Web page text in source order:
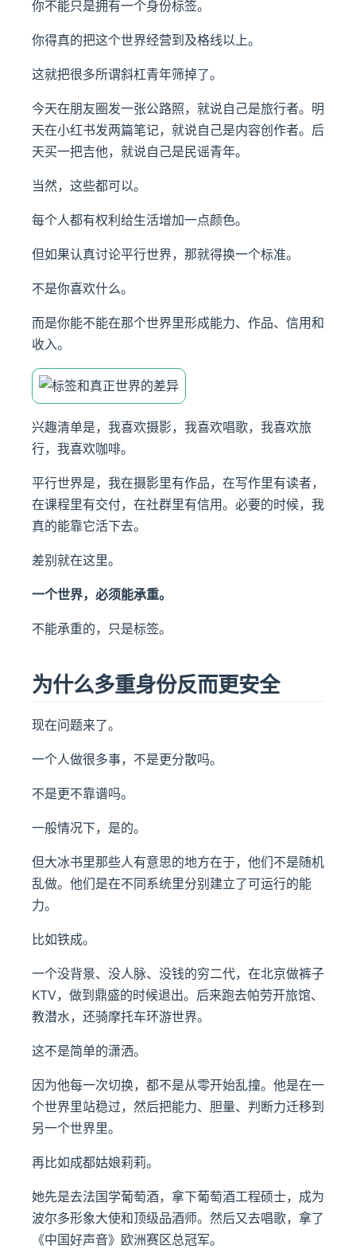
你不能只是拥有一个身份标签。
你得真的把这个世界经营到及格线以上。
这就把很多所谓斜杠青年筛掉了。
今天在朋友圈发一张公路照，就说自己是旅行者。明
天在小红书发两篇笔记，就说自己是内容创作者。后
天买一把吉他，就说自己是民谣青年。
当然，这些都可以。
每个人都有权利给生活增加一点颜色。
但如果认真讨论平行世界，那就得换一个标准。
不是你喜欢什么。
而是你能不能在那个世界里形成能力、作品、信用和
收入。
兴趣清单是，我喜欢摄影，我喜欢唱歌，我喜欢旅
行，我喜欢咖啡。
平行世界是，我在摄影里有作品，在写作里有读者，
在课程里有交付，在社群里有信用。必要的时候，我
真的能靠它活下去。
差别就在这里。
一个世界，必须能承重。
不能承重的，只是标签。
为什么多重身份反而更安全
现在问题来了。
一个人做很多事，不是更分散吗。
不是更不靠谱吗。
一般情况下，是的。
但大冰书里那些人有意思的地方在于，他们不是随机
乱做。他们是在不同系统里分别建立了可运行的能
力。
比如铁成。
一个没背景、没人脉、没钱的穷二代，在北京做裤子
KTV，做到鼎盛的时候退出。后来跑去帕劳开旅馆、
教潜水，还骑摩托车环游世界。
这不是简单的潇洒。
因为他每一次切换，都不是从零开始乱撞。他是在一
个世界里站稳过，然后把能力、胆量、判断力迁移到
另一个世界里。
再比如成都姑娘莉莉。
她先是去法国学葡萄酒，拿下葡萄酒工程硕士，成为
波尔多形象大使和顶级品酒师。然后又去唱歌，拿了
《中国好声音》欧洲赛区总冠军。